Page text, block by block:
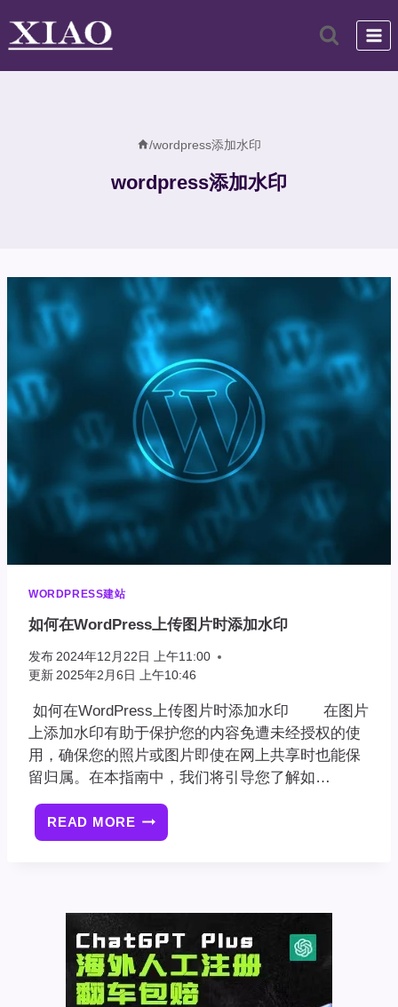
/wordpress添加水印
wordpress添加水印
WORDPRESS建站
如何在WordPress上传图片时添加水印
发布 2024年12月22日 上午11:00
更新 2025年2月6日 上午10:46
如何在WordPress上传图片时添加水印 在图片
上添加水印有助于保护您的内容免遭未经授权的使
用，确保您的照片或图片即使在网上共享时也能保
留归属。在本指南中，我们将引导您了解如…
READ MORE 如
何
图
片
时
添